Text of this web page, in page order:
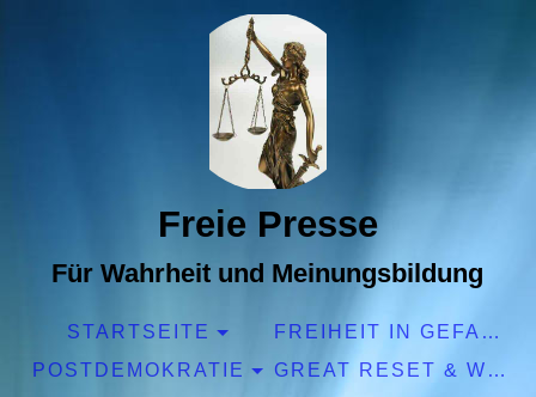
Freie Presse
Für Wahrheit und Meinungsbildung
STARTSEITE
FREIHEIT IN GEFAHR
POSTDEMOKRATIE
GREAT RESET & WEF